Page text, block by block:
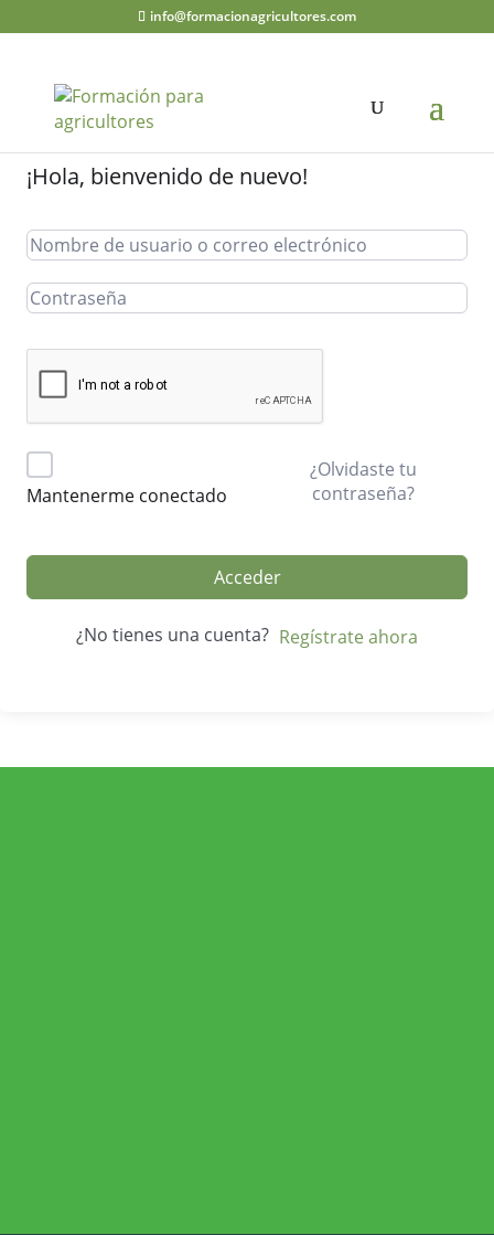
info@formacionagricultores.com
¡Hola, bienvenido de nuevo!
Mantenerme conectado
¿Olvidaste tu
contraseña?
Acceder
¿No tienes una cuenta? Regístrate ahora